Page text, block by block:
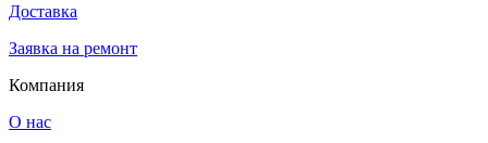
Доставка
Заявка на ремонт
Компания
О нас